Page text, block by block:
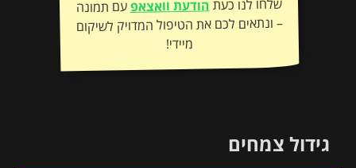
שלחו לנו כעתהודעת וואצאפעם תמונה
– ונתאים לכם את הטיפול המדויק לשיקום
מיידי!
גידול צמחים